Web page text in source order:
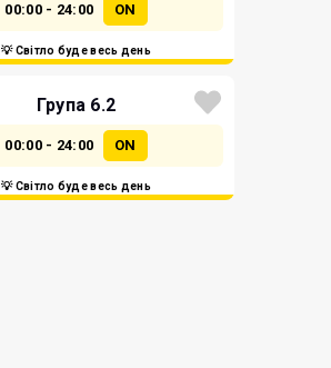
00:00 - 24:00 ON
💡 Світло буде весь день
Група 6.2
00:00 - 24:00 ON
💡 Світло буде весь день